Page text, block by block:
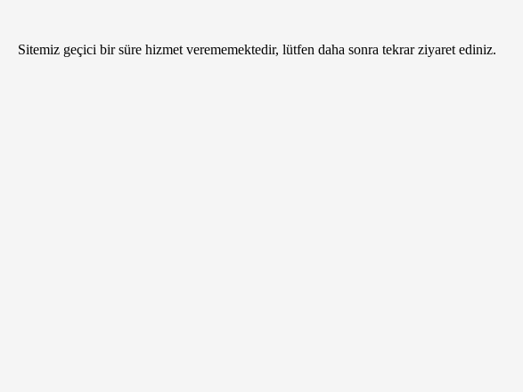
Sitemiz geçici bir süre hizmet verememektedir, lütfen daha sonra tekrar ziyaret ediniz.